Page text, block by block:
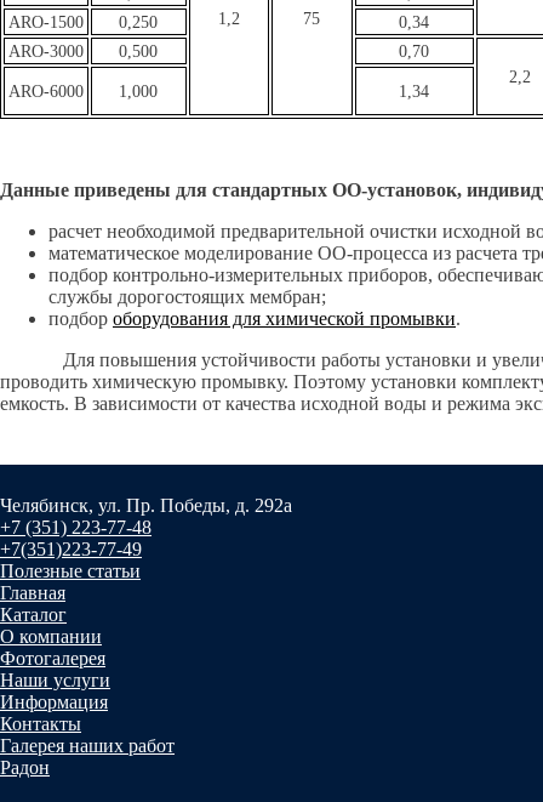
1,2 75
ARO-1500
0,250
0,34
ARO-3000
0,500
0,70
2,2
ARO-6000
1,000 1,34
Данные приведены для стандартных ОО-установок,
расчет необходимой предварительной очистки исходной
математическое моделирование ОО-процесса из расчета
подбор контрольно-измерительных приборов,
службы дорогостоящих мембран;
подбор оборудования для химической промывки.
Для повышения устойчивости работы установки и
проводить химическую промывку. Поэтому установки
емкость. В зависимости от качества исходной воды и режима
Челябинск, ул. Пр. Победы, д. 292а
+7 (351) 223-77-48
+7(351)223-77-49
Полезные статьи
Главная
Каталог
О компании
Фотогалерея
Наши услуги
Информация
Контакты
Галерея наших работ
Радон